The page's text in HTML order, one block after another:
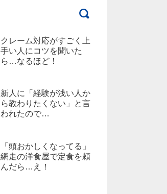
クレーム対応がすごく上
手い人にコツを聞いた
ら…なるほど！
新人に「経験が浅い人か
ら教わりたくない」と言
われたので…
「頭おかしくなってる」
網走の洋食屋で定食を頼
んだら…え！